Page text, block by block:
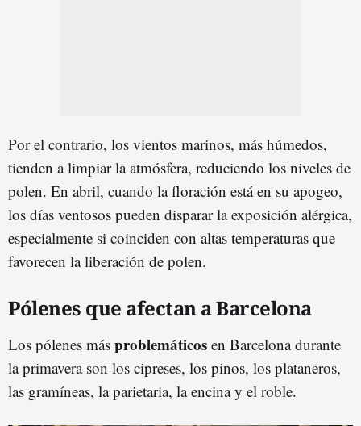
Por el contrario, los vientos marinos, más húmedos,
tienden a limpiar la atmósfera, reduciendo los niveles de
polen. En abril, cuando la floración está en su apogeo,
los días ventosos pueden disparar la exposición alérgica,
especialmente si coinciden con altas temperaturas que
favorecen la liberación de polen.
Pólenes que afectan a Barcelona
Los pólenes más problemáticos en Barcelona durante
la primavera son los cipreses, los pinos, los plataneros,
las gramíneas, la parietaria, la encina y el roble.